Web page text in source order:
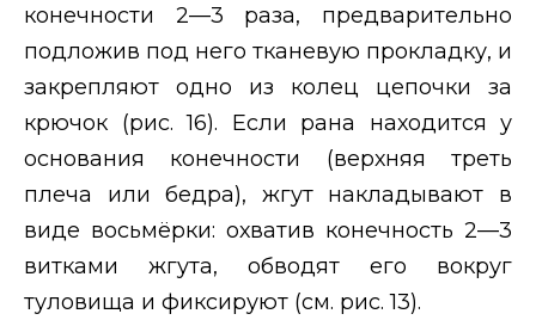
конечности 2—3 раза, предварительно
подложив под него тканевую прокладку, и
закрепляют одно из колец цепочки за
крючок (рис. 16). Если рана находится у
основания конечности (верхняя треть
плеча или бедра), жгут накладывают в
виде восьмёрки: охватив конечность 2—3
витками жгута, обводят его вокруг
туловища и фиксируют (см. рис. 13).